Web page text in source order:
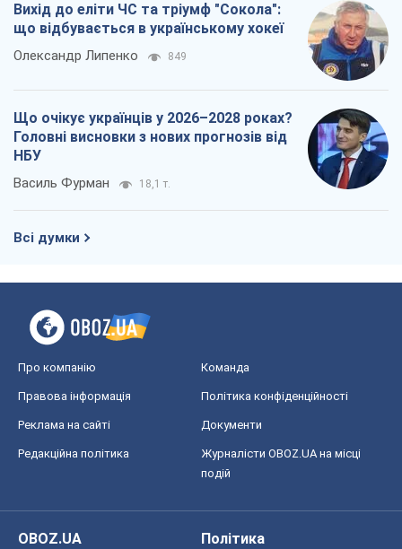
Вихід до еліти ЧС та тріумф "Сокола":
що відбувається в українському хокеї
Олександр Липенко 849
Що очікує українців у 2026–2028 роках?
Головні висновки з нових прогнозів від
НБУ
Василь Фурман 18,1 т.
Всі думки
Про компанію Команда
Правова інформація Політика конфіденційності
Реклама на сайті Документи
Редакційна політика
Журналісти OBOZ.UA на місці
подій
OBOZ.UA
Політика